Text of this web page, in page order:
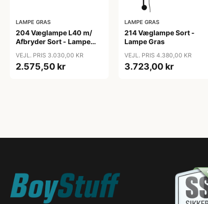
LAMPE GRAS
204 Væglampe L40 m/
Afbryder Sort - Lampe
VEJL. PRIS 3.030,00 KR
2.575,50 kr
LAMPE GRAS
214 Væglampe Sort -
Lampe Gras
VEJL. PRIS 4.380,00 KR
3.723,00 kr